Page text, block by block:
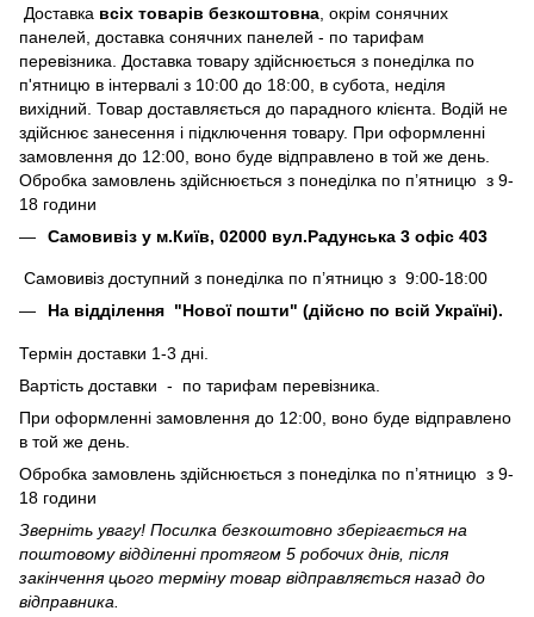
Доставка всіх товарів безкоштовна , окрім сонячних
панелей, доставка сонячних панелей - по тарифам
перевізника. Доставка товару здійснюється з понеділка по
п'ятницю в інтервалі з 10:00 до 18:00, в субота, неділя
вихідний. Товар доставляється до парадного клієнта. Водій не
здійснює занесення і підключення товару. При оформленні
замовлення до 12:00, воно буде відправлено в той же день.
Обробка замовлень здійснюється з понеділка по п’ятницю з 9-
18 години
Самовивіз у м.Київ, 02000 вул.Радунська 3 офіс 403
Самовивіз доступний з понеділка по п’ятницю з 9:00-18:00
На відділення "Нової пошти" (дійсно по всій Україні).
Термін доставки 1-3 дні.
Вартість доставки - по тарифам перевізника.
При оформленні замовлення до 12:00, воно буде відправлено
в той же день.
Обробка замовлень здійснюється з понеділка по п’ятницю з 9-
18 години
Зверніть увагу! Посилка безкоштовно зберігається на
поштовому відділенні протягом 5 робочих днів, після
закінчення цього терміну товар відправляється назад до
відправника.